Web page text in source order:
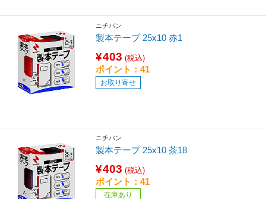
ニチバン
製本テープ 25x10 赤1
¥403 (税込)
ポイント：41
お取り寄せ
ニチバン
製本テープ 25x10 茶18
¥403 (税込)
ポイント：41
在庫あり